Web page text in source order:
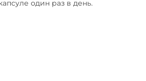
один раз в день.